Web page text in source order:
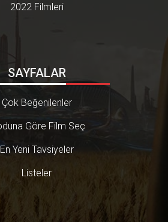
2022 Filmleri
SAYFALAR
Çok Beğenilenler
Göre Film Seç
En Yeni Tavsiyeler
Listeler